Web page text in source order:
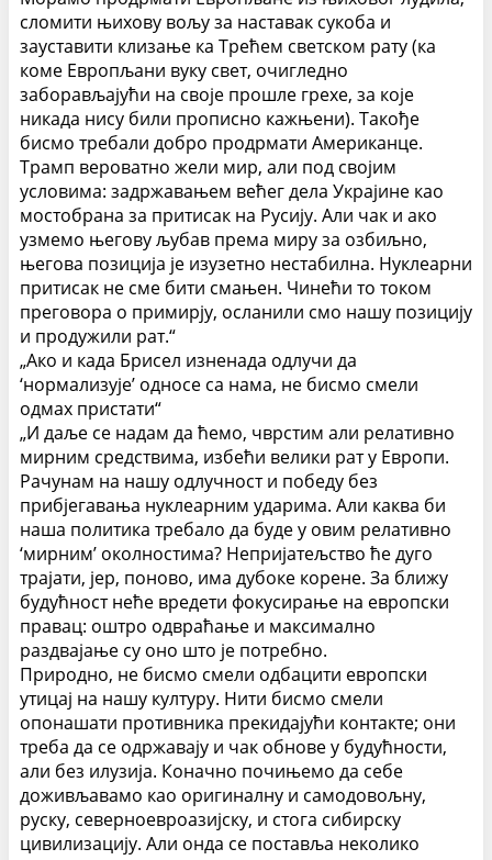
сломити њихову вољу за наставак сукоба и
зауставити клизање ка Трећем светском рату (ка
коме Европљани вуку свет, очигледно
заборављајући на своје прошле грехе, за које
никада нису били прописно кажњени). Такође
бисмо требали добро продрмати Американце.
Трамп вероватно жели мир, али под својим
условима: задржавањем већег дела Украјине као
мостобрана за притисак на Русију. Али чак и ако
узмемо његову љубав према миру за озбиљно,
његова позиција је изузетно нестабилна. Нуклеарни
притисак не сме бити смањен. Чинећи то током
преговора о примирју, осланили смо нашу позицију
и продужили рат.“
„Ако и када Брисел изненада одлучи да
‘нормализује’ односе са нама, не бисмо смели
одмах пристати“
„И даље се надам да ћемо, чврстим али релативно
мирним средствима, избећи велики рат у Европи.
Рачунам на нашу одлучност и победу без
прибјегавања нуклеарним ударима. Али каква би
наша политика требало да буде у овим релативно
‘мирним’ околностима? Непријатељство ће дуго
трајати, јер, поново, има дубоке корене. За ближу
будућност неће вредети фокусирање на европски
правац: оштро одвраћање и максимално
раздвајање су оно што је потребно.
Природно, не бисмо смели одбацити европски
утицај на нашу културу. Нити бисмо смели
опонашати противника прекидајући контакте; они
треба да се одржавају и чак обнове у будућности,
али без илузија. Коначно почињемо да себе
доживљавамо као оригиналну и самодовољну,
руску, северноевроазијску, и стога сибирску
цивилизацију. Али онда се поставља неколико